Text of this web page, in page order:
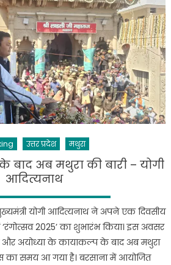
से
सीएम
योगी
का
विशेष
लगाव,38वीं
बार
श्रीकृष्ण
की
पहुंचे
उत्तर प्रदेश मथुरा
बाद अब मथुरा की बारी – योगी
आदित्यनाथ
योगी आदित्यनाथ ने अपने एक दिवसीय
2025’ का शुभारंभ किया। इस अवसर
और अयोध्या के कायाकल्प के बाद अब मथुरा
का समय आ गया है। बरसाना में आयोजित